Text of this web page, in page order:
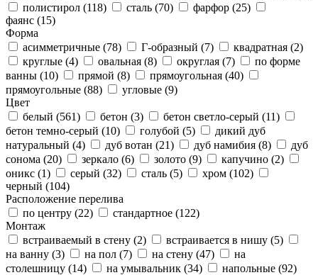
полистирол (118) сталь (70) фарфор (25)
фаянс (15)
Форма
асимметричные (78) Г-образный (7) квадратная (2)
круглые (4) овальная (8) округлая (7)
по форме
ванны (10) прямой (8) прямоугольная (40)
прямоугольные (88) угловые (9)
Цвет
белый (561) бетон (3) бетон светло-серый (11)
бетон темно-серый (10) голубой (5)
дикий дуб
натуральный (4) дуб вотан (21) дуб намибия (8)
дуб
сонома (20) зеркало (6) золото (9) капучино (2)
оникс (1) серый (32) сталь (5) хром (102)
черный (104)
Расположение перелива
по центру (22) стандартное (122)
Монтаж
встраиваемый в стену (2) встраивается в нишу (5)
на ванну (3) на пол (7) на стену (47)
на
столешницу (14) на умывальник (34) напольные (92)